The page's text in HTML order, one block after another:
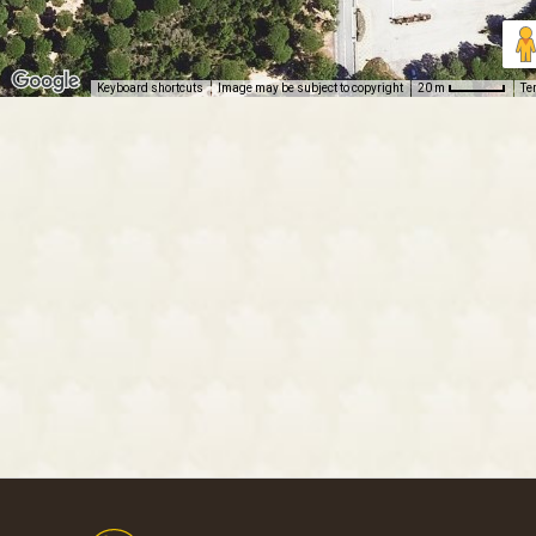
Keyboard shortcuts Image may be subject to copyright 20 m